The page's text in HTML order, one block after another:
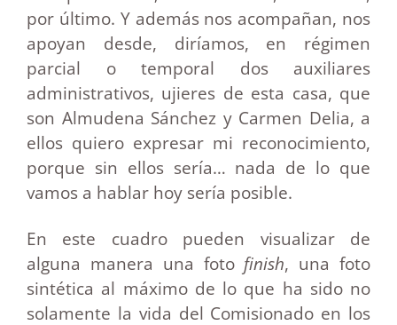
por último. Y además nos acompañan, nos
apoyan desde, diríamos, en régimen
parcial o temporal dos auxiliares
administrativos, ujieres de esta casa, que
son Almudena Sánchez y Carmen Delia, a
ellos quiero expresar mi reconocimiento,
porque sin ellos sería… nada de lo que
vamos a hablar hoy sería posible.
En este cuadro pueden visualizar de
alguna manera una foto finish, una foto
sintética al máximo de lo que ha sido no
solamente la vida del Comisionado en los